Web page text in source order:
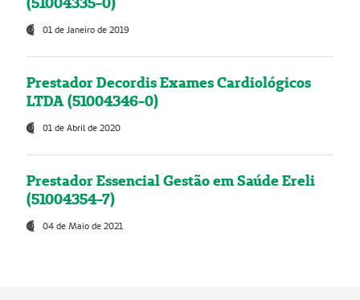
01 de Janeiro de 2019
Prestador Decordis Exames Cardiológicos
LTDA (51004346-0)
01 de Abril de 2020
Prestador Essencial Gestão em Saúde Ereli
(51004354-7)
04 de Maio de 2021